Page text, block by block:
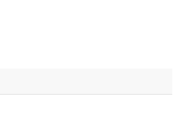
られるような選手になりた
選手像も、他の選手とはやは